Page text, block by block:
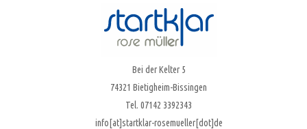
Bei der Kelter 5
74321 Bietigheim-Bissingen
Tel. 07142 3392343
info[at]startklar-rosemueller[dot]de